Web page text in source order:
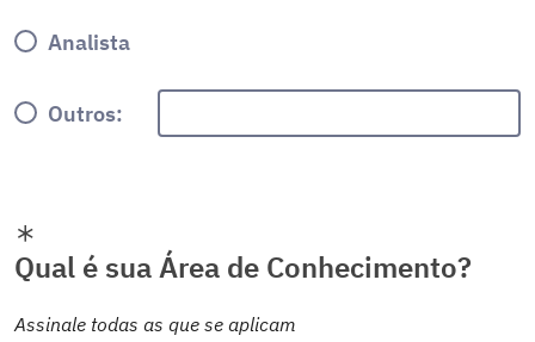
Analista
Outros:
Qual é sua Área de Conhecimento?
Assinale todas as que se aplicam